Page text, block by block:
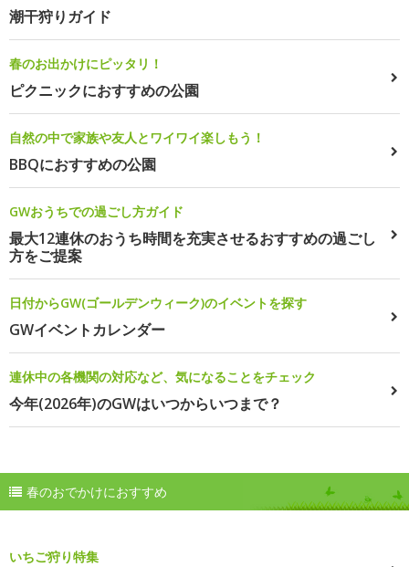
潮干狩りガイド
春のお出かけにピッタリ！
ピクニックにおすすめの公園
自然の中で家族や友人とワイワイ楽しもう！
BBQにおすすめの公園
GWおうちでの過ごし方ガイド
最大12連休のおうち時間を充実させるおすすめの過ごし
方をご提案
日付からGW(ゴールデンウィーク)のイベントを探す
GWイベントカレンダー
連休中の各機関の対応など、気になることをチェック
今年(2026年)のGWはいつからいつまで？
春のおでかけにおすすめ
いちご狩り特集